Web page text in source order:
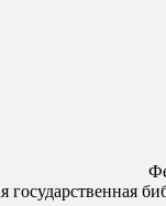
государственная